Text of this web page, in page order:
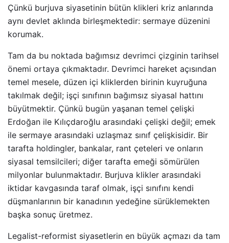
Çünkü burjuva siyasetinin bütün klikleri kriz anlarında
aynı devlet aklında birleşmektedir: sermaye düzenini
korumak.
Tam da bu noktada bağımsız devrimci çizginin tarihsel
önemi ortaya çıkmaktadır. Devrimci hareket açısından
temel mesele, düzen içi kliklerden birinin kuyruğuna
takılmak değil; işçi sınıfının bağımsız siyasal hattını
büyütmektir. Çünkü bugün yaşanan temel çelişki
Erdoğan ile Kılıçdaroğlu arasındaki çelişki değil; emek
ile sermaye arasındaki uzlaşmaz sınıf çelişkisidir. Bir
tarafta holdingler, bankalar, rant çeteleri ve onların
siyasal temsilcileri; diğer tarafta emeği sömürülen
milyonlar bulunmaktadır. Burjuva klikler arasındaki
iktidar kavgasında taraf olmak, işçi sınıfını kendi
düşmanlarının bir kanadının yedeğine sürüklemekten
başka sonuç üretmez.
Legalist-reformist siyasetlerin en büyük açmazı da tam